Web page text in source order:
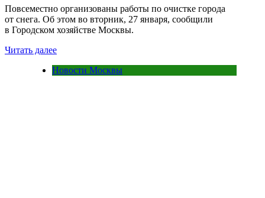
Повсеместно организованы работы по очистке города
от снега. Об этом во вторник, 27 января, сообщили
в Городском хозяйстве Москвы.
Читать далее
Новости Москвы